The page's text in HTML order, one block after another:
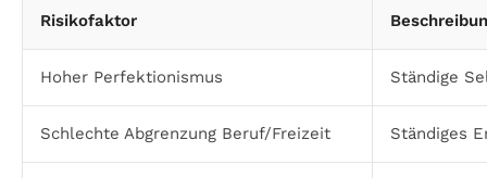
Risikofaktor
Hoher Perfektionismus Ständige
Schlechte Abgrenzung Beruf/Freizeit Ständiges